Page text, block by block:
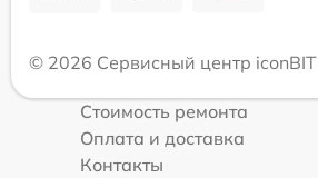
© 2026 Сервисный центр iconBIT
Стоимость ремонта
Оплата и доставка
Контакты